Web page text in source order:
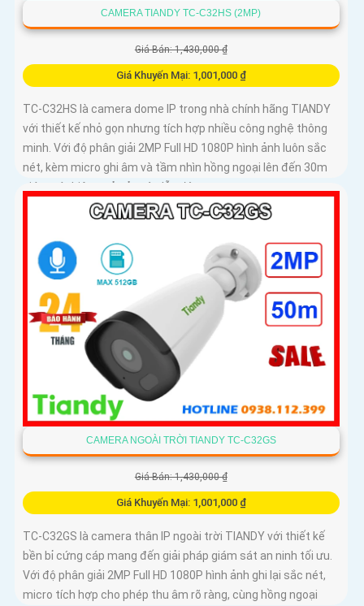
CAMERA TIANDY TC-C32HS (2MP)
Giá Bán: 1,430,000 ₫
Giá Khuyến Mại: 1,001,000 ₫
TC-C32HS là camera dome IP trong nhà chính hãng TIANDY
với thiết kế nhỏ gọn nhưng tích hợp nhiều công nghệ thông
minh. Với độ phân giải 2MP Full HD 1080P hình ảnh luôn sắc
nét, kèm micro ghi âm và tầm nhìn hồng ngoại lên đến 30m
giám sát hiệu quả cả ngày lẫn đêm
CAMERA NGOÀI TRỜI TIANDY TC-C32GS
Giá Bán: 1,430,000 ₫
Giá Khuyến Mại: 1,001,000 ₫
TC-C32GS là camera thân IP ngoài trời TIANDY với thiết kế
bền bỉ cứng cáp mang đến giải pháp giám sát an ninh tối ưu.
Với độ phân giải 2MP Full HD 1080P hình ảnh ghi lại sắc nét,
micro tích hợp cho phép thu âm rõ ràng, cùng hồng ngoại